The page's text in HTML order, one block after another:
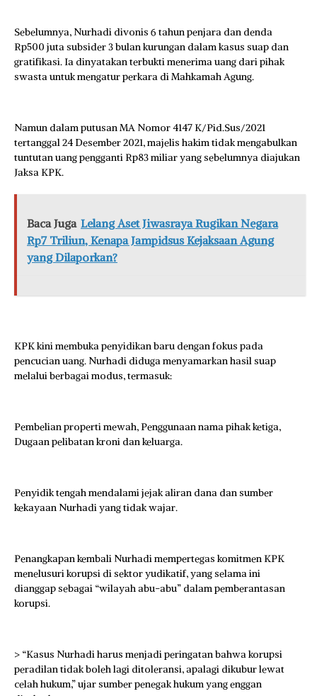
Sebelumnya, Nurhadi divonis 6 tahun penjara dan denda
Rp500 juta subsider 3 bulan kurungan dalam kasus suap dan
gratifikasi. Ia dinyatakan terbukti menerima uang dari pihak
swasta untuk mengatur perkara di Mahkamah Agung.
Namun dalam putusan MA Nomor 4147 K/Pid.Sus/2021
tertanggal 24 Desember 2021, majelis hakim tidak mengabulkan
tuntutan uang pengganti Rp83 miliar yang sebelumnya diajukan
Jaksa KPK.
Baca Juga Lelang Aset Jiwasraya Rugikan Negara
Rp7 Triliun, Kenapa Jampidsus Kejaksaan Agung
yang Dilaporkan?
KPK kini membuka penyidikan baru dengan fokus pada
pencucian uang. Nurhadi diduga menyamarkan hasil suap
melalui berbagai modus, termasuk:
Pembelian properti mewah, Penggunaan nama pihak ketiga,
Dugaan pelibatan kroni dan keluarga.
Penyidik tengah mendalami jejak aliran dana dan sumber
kekayaan Nurhadi yang tidak wajar.
Penangkapan kembali Nurhadi mempertegas komitmen KPK
menelusuri korupsi di sektor yudikatif, yang selama ini
dianggap sebagai “wilayah abu-abu” dalam pemberantasan
korupsi.
> “Kasus Nurhadi harus menjadi peringatan bahwa korupsi
peradilan tidak boleh lagi ditoleransi, apalagi dikubur lewat
celah hukum,” ujar sumber penegak hukum yang enggan